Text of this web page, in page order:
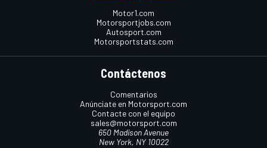
Motor1.com
Motorsportjobs.com
Autosport.com
Motorsportstats.com
Contáctenos
Comentarios
Anúnciate en Motorsport.com
Contacte con el equipo
sales@motorsport.com
650 Madison Avenue
New York, NY 10022